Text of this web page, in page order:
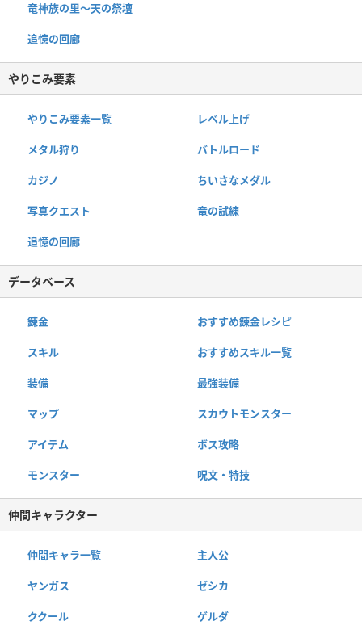
竜神族の里〜天の祭壇
追憶の回廊
やりこみ要素
やりこみ要素一覧 レベル上げ
メタル狩り バトルロード
カジノ ちいさなメダル
写真クエスト 竜の試練
追憶の回廊
データベース
錬金 おすすめ錬金レシピ
スキル おすすめスキル一覧
装備 最強装備
マップ スカウトモンスター
アイテム ボス攻略
モンスター 呪文・特技
仲間キャラクター
仲間キャラ一覧 主人公
ヤンガス ゼシカ
ククール ゲルダ